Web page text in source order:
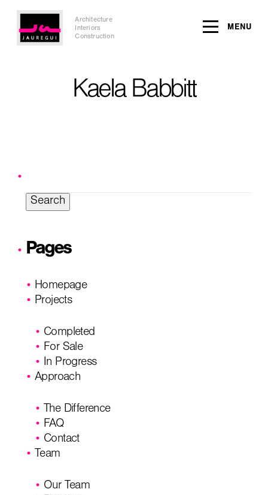
Architecture
Interiors
Construction
MENU
Kaela Babbitt
Pages
Homepage
Projects
Completed
For Sale
In Progress
Approach
The Difference
FAQ
Contact
Team
Our Team